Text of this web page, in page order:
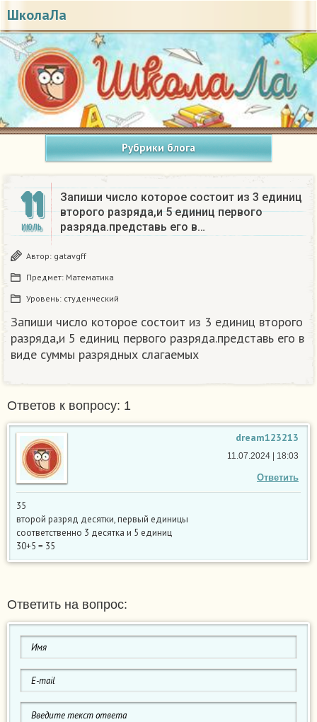
ШколаЛа
Рубрики блога
11
ИЮЛЬ
Запиши число которое состоит из 3 единиц
второго разряда,и 5 единиц первого
разряда.представь его в…
Автор: gatavgff
Предмет: Математика
Уровень: студенческий
Запиши число которое состоит из 3 единиц второго
разряда,и 5 единиц первого разряда.представь его в
виде суммы разрядных слагаемых
Ответов к вопросу: 1
dream123213
Ответить
11.07.2024 | 18:03
35
второй разряд десятки, первый единицы
соответственно 3 десятка и 5 единиц
30+5 = 35
Ответить на вопрос: